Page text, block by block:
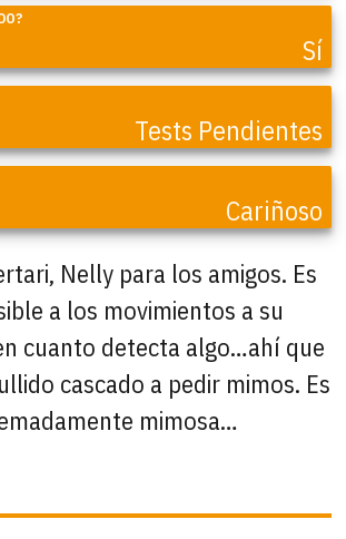
Sí
Tests Pendientes
Cariñoso
Nelly para los amigos. Es
a los movimientos a su
cuanto detecta algo…ahí que
cascado a pedir mimos. Es
mimosa…